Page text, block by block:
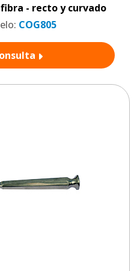
- recto y curvado
COG805